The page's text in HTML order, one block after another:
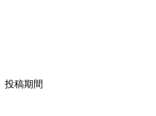
投稿期間